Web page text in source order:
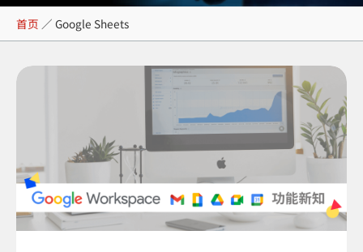
Google Sheets
首页 ／ Google Sheets